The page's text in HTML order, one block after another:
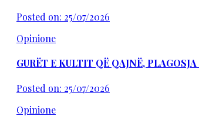
Posted on: 25/07/2026
Opinione
GURËT E KULTIT QË QAJNË,
Posted on: 25/07/2026
Opinione